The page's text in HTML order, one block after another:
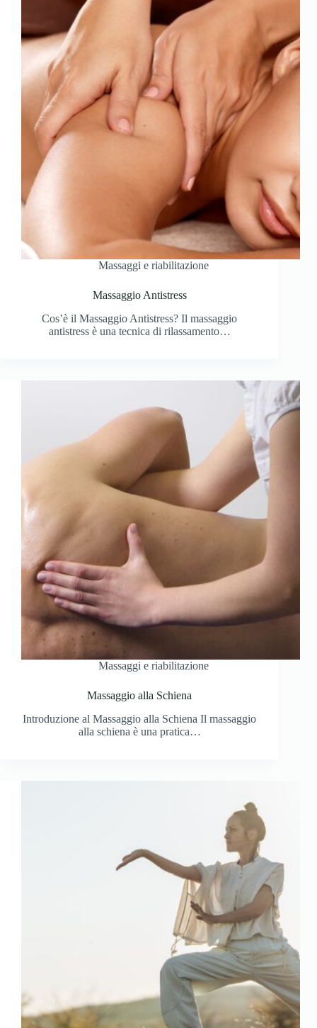
Massaggi e riabilitazione
Massaggio Antistress
Cos’è il Massaggio Antistress? Il massaggio
antistress è una tecnica di rilassamento…
Massaggi e riabilitazione
Massaggio alla Schiena
Introduzione al Massaggio alla Schiena Il massaggio
alla schiena è una pratica…